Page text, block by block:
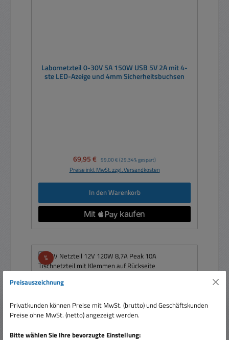
Labornetzteil 0-30V 5A 150W USB 5V 2A mit 4-
ste LED-Azeige und 4mm Sicherheitsbuchsen
Verkaufspreis:
69,95 € Regulärer Preis:
99,00 € (29.34% gespart)
Preise inkl. MwSt. zzgl. Versandkosten
In den Warenkorb
%Rabatt
Preisauszeichnung
Privatkunden können Preise mit MwSt. (brutto) und Geschäftskunden
Preise ohne MwSt. (netto) angezeigt werden.
Bitte wählen Sie Ihre bevorzugte Einstellung: